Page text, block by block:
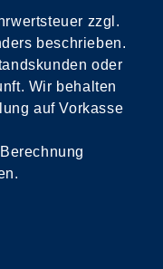
zzgl.
beschrieben.
oder
Wir behalten
auf Vorkasse